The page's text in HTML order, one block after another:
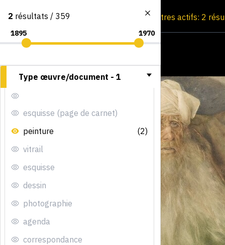
Consultation par image Filtres actifs: 2
2 résultats / 359
Type œuvre/document - 1
esquisse (page de carnet)
peinture
(2)
vitrail
esquisse
dessin
photographie
agenda
correspondance